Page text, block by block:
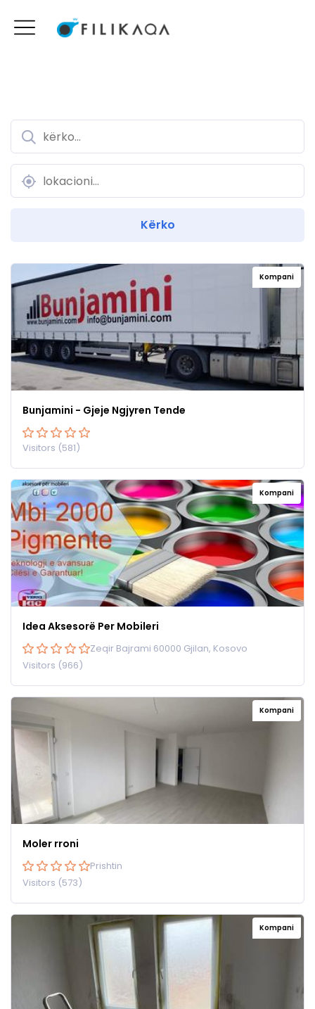
Kompani
Bunjamini - Gjeje Ngjyren Tende
Visitors (581)
Kompani
Idea Aksesorë Per Mobileri
Zeqir Bajrami 60000 Gjilan, Kosovo
Visitors (966)
Kompani
Moler rroni
Prishtin
Visitors (573)
Kompani